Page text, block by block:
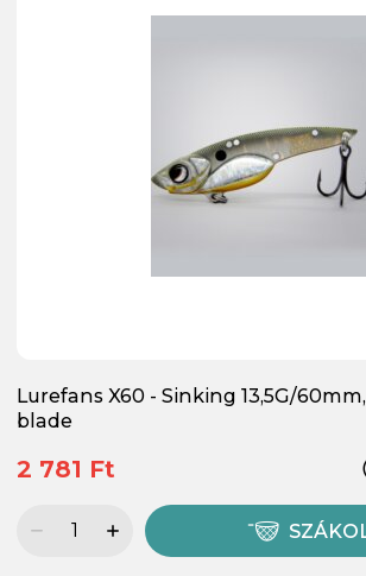
Lurefans X60 - Sinking 13,5G/
blade
2 781 Ft